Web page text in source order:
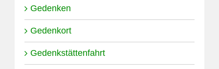
Gedenken
Gedenkort
Gedenkstättenfahrt